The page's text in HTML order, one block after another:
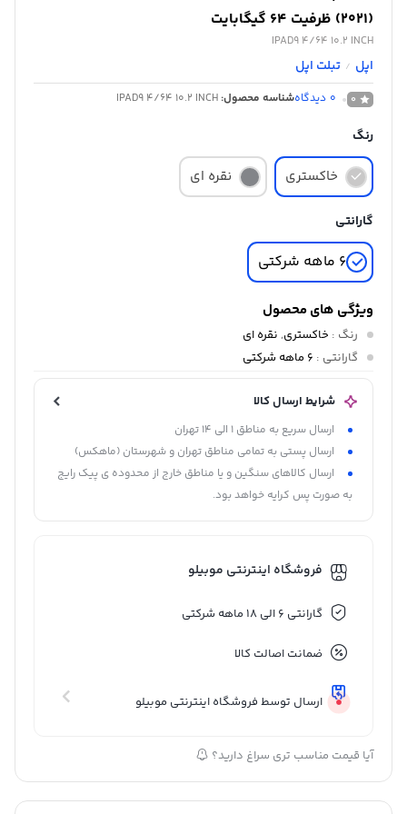
(2021) ظرفیت 64 گیگابایت
IPAD9 4/64 10.2 INCH
اپل / تبلت اپل
0
0 دیدگاهشناسه محصول: IPAD9 4/64 10.2 INCH
رنگ
خاکستری نقره ای
گارانتی
6 ماهه شرکتی
ویژگی های محصول
رنگ : خاکستری, نقره ای
گارانتی : 6 ماهه شرکتی
شرایط ارسال کالا
ارسال سریع به مناطق 1 الی 14 تهران
ارسال پستی به تمامی مناطق تهران و شهرستان (ماهکس)
ارسال کالاهای سنگین و یا مناطق خارج از محدوده ی پیک رایج
به صورت پس کرایه خواهد بود.
فروشگاه اینترنتی موبیلو
گارانتی 6 الی 18 ماهه شرکتی
ضمانت اصالت کالا
ارسال توسط فروشگاه اینترنتی موبیلو
آیا قیمت مناسب تری سراغ دارید؟